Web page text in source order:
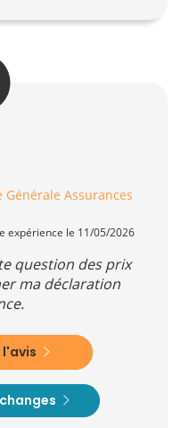
Générale Assurances
expérience le 11/05/2026
question des prix
ma déclaration